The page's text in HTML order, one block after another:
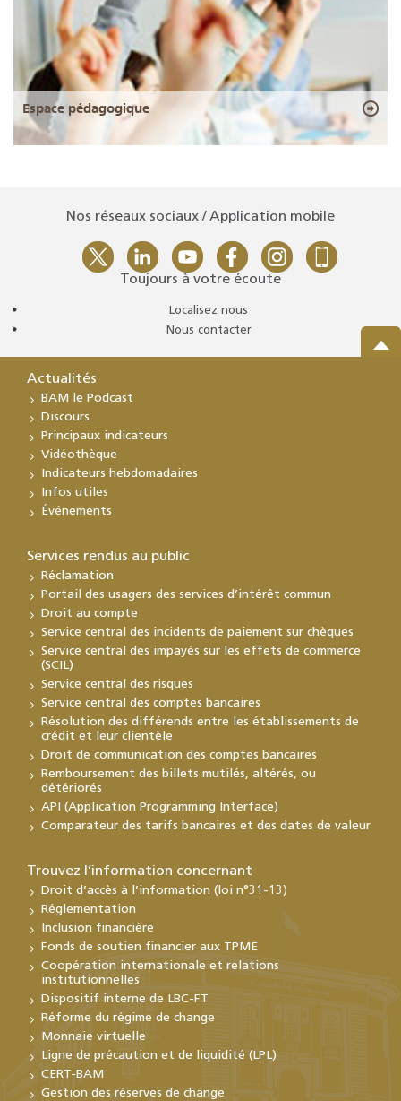
Espace pédagogique
Nos réseaux sociaux / Application mobile
Toujours à votre écoute
Localisez nous
Nous contacter
Actualités
BAM le Podcast
Discours
Principaux indicateurs
Vidéothèque
Indicateurs hebdomadaires
Infos utiles
Événements
Services rendus au public
Réclamation
Portail des usagers des services d’intérêt commun
Droit au compte
Service central des incidents de paiement sur chèques
Service central des impayés sur les effets de commerce
(SCIL)
Service central des risques
Service central des comptes bancaires
Résolution des différends entre les établissements de
crédit et leur clientèle
Droit de communication des comptes bancaires
Remboursement des billets mutilés, altérés, ou
détériorés
API (Application Programming Interface)
Comparateur des tarifs bancaires et des dates de valeur
Trouvez l’information concernant
Droit d’accès à l’information (loi n°31-13)
Réglementation
Inclusion financière
Fonds de soutien financier aux TPME
Coopération internationale et relations
institutionnelles
Dispositif interne de LBC-FT
Réforme du régime de change
Monnaie virtuelle
Ligne de précaution et de liquidité (LPL)
CERT-BAM
Gestion des réserves de change